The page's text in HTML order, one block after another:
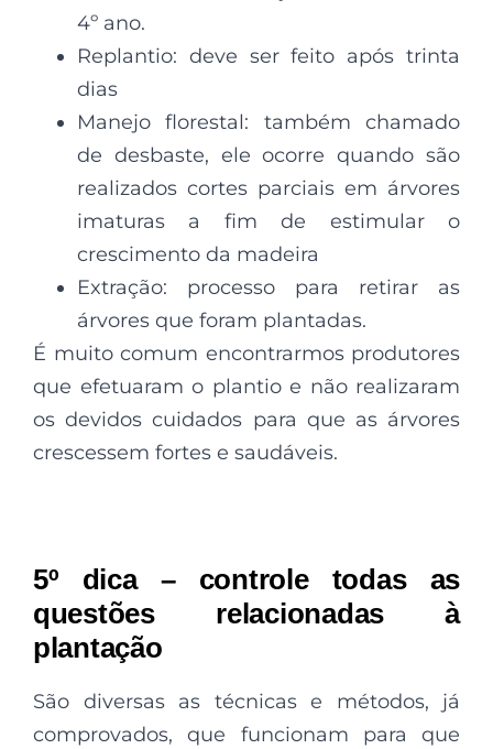
4º ano.
Replantio: deve ser feito após trinta
dias
Manejo florestal: também chamado
de desbaste, ele ocorre quando são
realizados cortes parciais em árvores
imaturas a fim de estimular o
crescimento da madeira
Extração: processo para retirar as
árvores que foram plantadas.
É muito comum encontrarmos produtores
que efetuaram o plantio e não realizaram
os devidos cuidados para que as árvores
crescessem fortes e saudáveis.
5º dica – controle todas as
questões relacionadas à
plantação
São diversas as técnicas e métodos, já
comprovados, que funcionam para que